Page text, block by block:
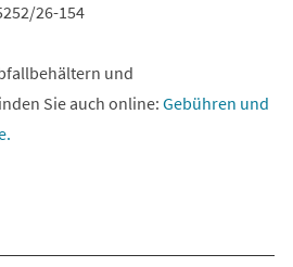
26-154
und
Sie auch online: Gebühren und